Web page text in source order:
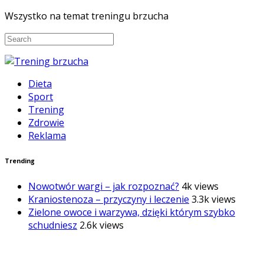
Wszystko na temat treningu brzucha
Dieta
Sport
Trening
Zdrowie
Reklama
Trending
Nowotwór wargi – jak rozpoznać? 4k views
Kraniostenoza – przyczyny i leczenie 3.3k views
Zielone owoce i warzywa, dzięki którym szybko
schudniesz 2.6k views